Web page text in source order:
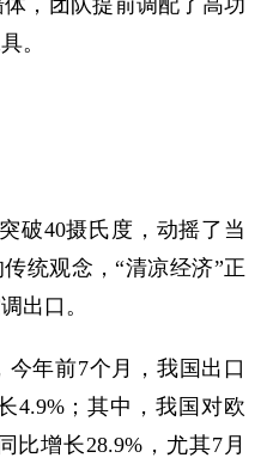
，团队提前调配了高功
。
40摄氏度，动摇了当
统观念，“清凉经济”正
出口。
年前7个月，我国出口
4.9%；其中，我国对欧
比增长28.9%，尤其7月